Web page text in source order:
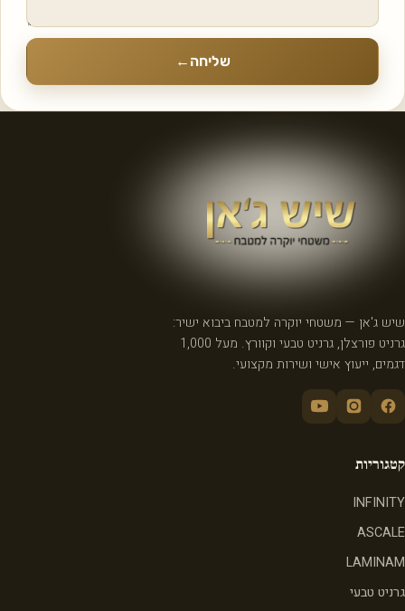
שליחה ←
שיש ג'אן — משטחי יוקרה למטבח ביבוא ישיר:
גרניט פורצלן, גרניט טבעי וקוורץ. מעל 1,000
דגמים, ייעוץ אישי ושירות מקצועי.
קטגוריות
INFINITY
ASCALE
LAMINAM
גרניט טבעי